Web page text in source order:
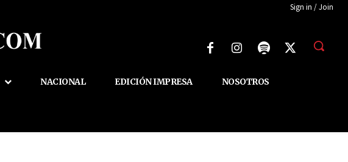
Sign in / Join
NACIONAL EDICIÓN IMPRESA NOSOTROS